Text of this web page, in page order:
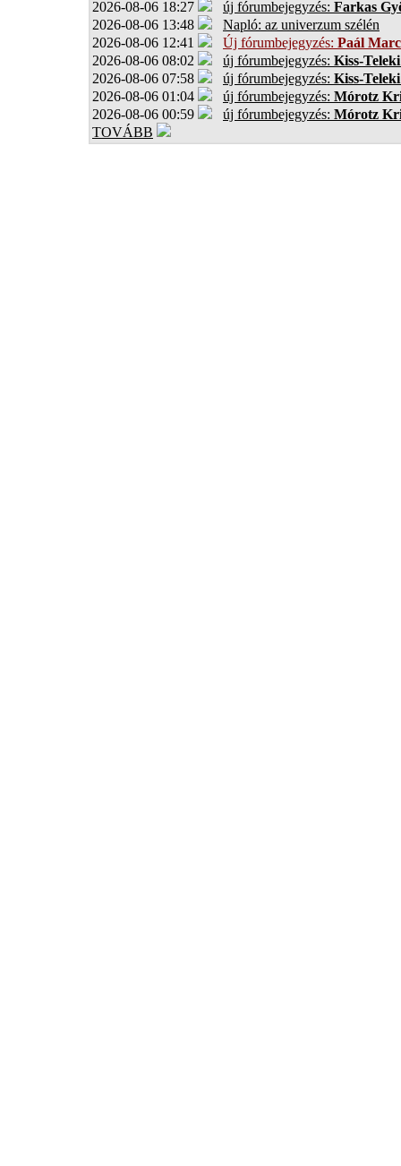
2026-08-06 18:27 új fórumbejegyzés: Farkas
2026-08-06 13:48
Napló: az univerzum szélén
2026-08-06 12:41
Új fórumbejegyzés: Paál
2026-08-06 08:02
új fórumbejegyzés: Kiss-
2026-08-06 07:58
új fórumbejegyzés: Kiss-
2026-08-06 01:04
új fórumbejegyzés: Mórotz
2026-08-06 00:59
új fórumbejegyzés: Mórotz
TOVÁBB